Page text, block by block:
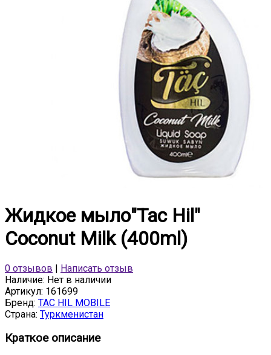
Жидкое мыло"Tac Hil"
Coconut Milk (400ml)
0 отзывов
Написать отзыв
Наличие: Нет в наличии
Артикул: 161699
Бренд: TAC HIL MOBILE
Страна: Туркменистан
Краткое описание